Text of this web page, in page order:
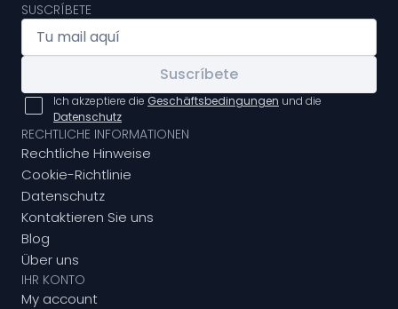
SUSCRÍBETE
Suscríbete
Ich akzeptiere die Geschäftsbedingungen und die
Datenschutz
RECHTLICHE INFORMATIONEN
Rechtliche Hinweise
Cookie-Richtlinie
Datenschutz
Kontaktieren Sie uns
Blog
Über uns
IHR KONTO
My account